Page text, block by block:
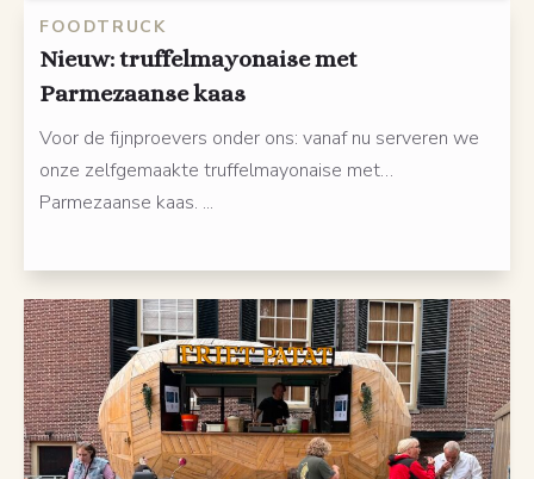
FOODTRUCK
Nieuw: truffelmayonaise met
Parmezaanse kaas
Voor de fijnproevers onder ons: vanaf nu serveren we
onze zelfgemaakte truffelmayonaise met…
Parmezaanse kaas. ...